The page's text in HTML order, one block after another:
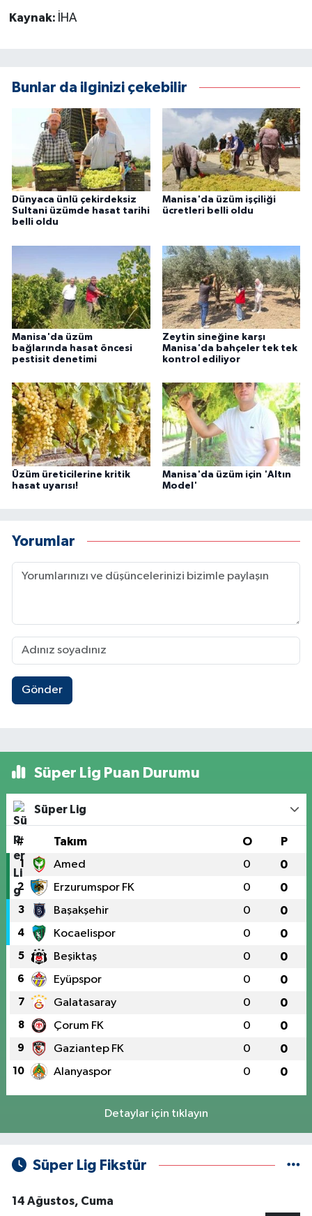
Kaynak: İHA
Bunlar da ilginizi çekebilir
Dünyaca ünlü çekirdeksiz
Sultani üzümde hasat tarihi
belli oldu
Manisa'da üzüm işçiliği
ücretleri belli oldu
Manisa'da üzüm
bağlarında hasat öncesi
pestisit denetimi
Zeytin sineğine karşı
Manisa'da bahçeler tek tek
kontrol ediliyor
Üzüm üreticilerine kritik
hasat uyarısı!
Manisa'da üzüm için 'Altın
Model'
Yorumlar
Gönder
Süper Lig Puan Durumu
Süper Lig
# Takım O P
1 Amed 0 0
2 Erzurumspor FK 0 0
3 Başakşehir 0 0
4 Kocaelispor 0 0
5 Beşiktaş 0 0
6 Eyüpspor 0 0
7 Galatasaray 0 0
8 Çorum FK 0 0
9 Gaziantep FK 0 0
10 Alanyaspor 0 0
Detaylar için tıklayın
Süper Lig Fikstür
14 Ağustos, Cuma